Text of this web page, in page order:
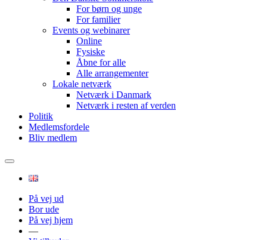
For børn og unge
For familier
Events og webinarer
Online
Fysiske
Åbne for alle
Alle arrangementer
Lokale netværk
Netværk i Danmark
Netværk i resten af verden
Politik
Medlemsfordele
Bliv medlem
På vej ud
Bor ude
På vej hjem
—